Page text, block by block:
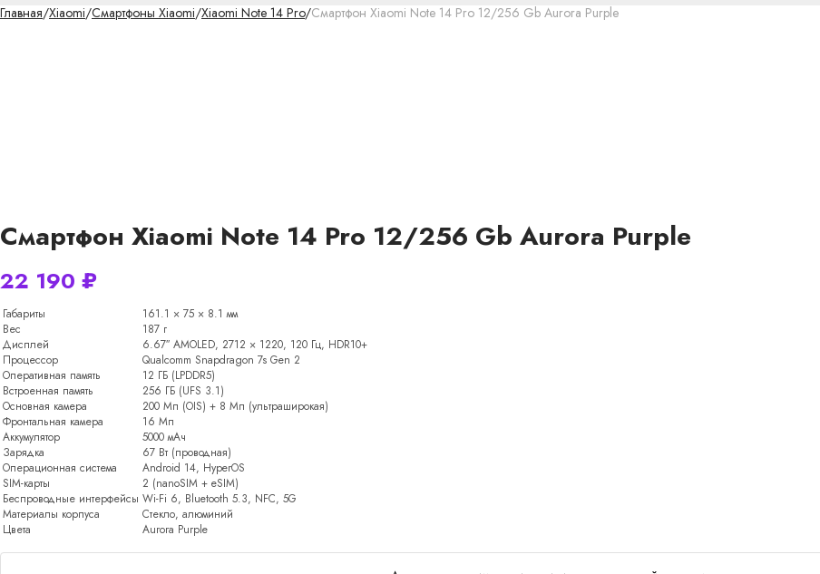
Главная/Xiaomi/Смартфоны Xiaomi/Xiaomi Note 14 Pro/Смартфон Xiaomi Note 14 Pro 12/256 Gb Aurora Purple
Смартфон Xiaomi Note 14 Pro 12/256 Gb Aurora Purple
22 190 ₽
Габариты
161.1 × 75 × 8.1 мм
Вес
187 г
Дисплей
6.67″ AMOLED, 2712 × 1220, 120 Гц, HDR10+
Процессор
Qualcomm Snapdragon 7s Gen 2
Оперативная память
12 ГБ (LPDDR5)
Встроенная память
256 ГБ (UFS 3.1)
Основная камера
200 Мп (OIS) + 8 Мп (ультраширокая)
Фронтальная камера
16 Мп
Аккумулятор
5000 мАч
Зарядка
67 Вт (проводная)
Операционная система
Android 14, HyperOS
SIM-карты
2 (nanoSIM + eSIM)
Беспроводные интерфейсы Wi-Fi 6, Bluetooth 5.3, NFC, 5G
Материалы корпуса
Стекло, алюминий
Цвета
Aurora Purple